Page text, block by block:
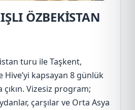
ÖZBEKİSTAN
turu ile Taşkent,
Hive’yi kapsayan 8 günlük
Vizesiz program;
çarşılar ve Orta Asya